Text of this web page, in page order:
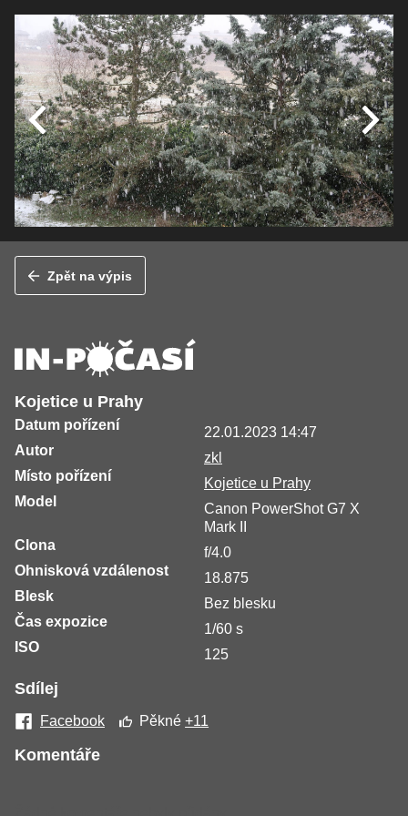
Zpět na výpis
Kojetice u Prahy
Datum pořízení
22.01.2023 14:47
Autor
zkl
Místo pořízení
Kojetice u Prahy
Model
Canon PowerShot G7 X
Mark II
Clona
f/4.0
Ohnisková vzdálenost
18.875
Blesk
Bez blesku
Čas expozice
1/60 s
ISO
125
Sdílej
Facebook Pěkné+11
Komentáře